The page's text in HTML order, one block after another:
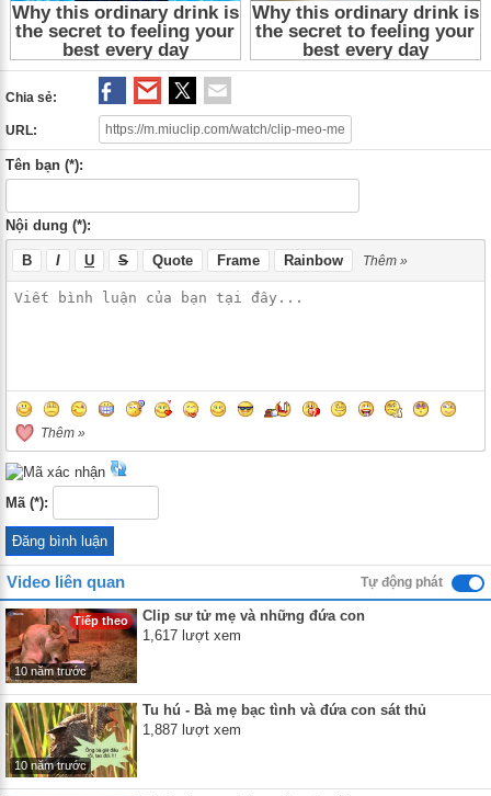
Chia sẻ:
URL:
Tên bạn (*):
Nội dung (*):
B I U S Quote Frame Rainbow Thêm »
Thêm »
Mã (*):
Video liên quan Tự động phát
Tiếp theo
10 năm trước
Clip sư tử mẹ và những đứa con
1,617 lượt xem
10 năm trước
Tu hú - Bà mẹ bạc tình và đứa con sát thủ
1,887 lượt xem